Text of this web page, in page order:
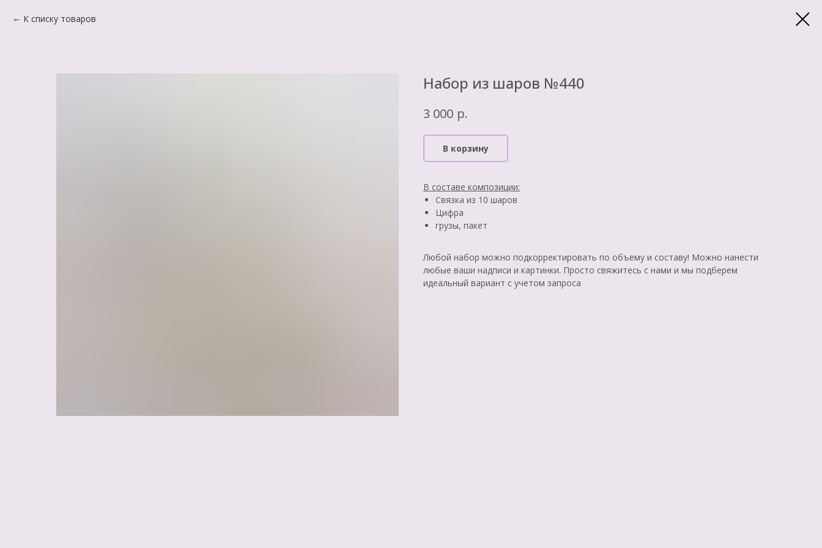
К списку товаров
Набор из шаров №440
3 000 р.
В корзину
В составе композиции:
Связка из 10 шаров
Цифра
грузы, пакет
Любой набор можно подкорректировать по объему и составу! Можно нанести
любые ваши надписи и картинки. Просто свяжитесь с нами и мы подберем
идеальный вариант с учетом запроса